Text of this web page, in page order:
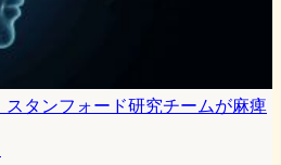
タンフォード研究チームが麻痺